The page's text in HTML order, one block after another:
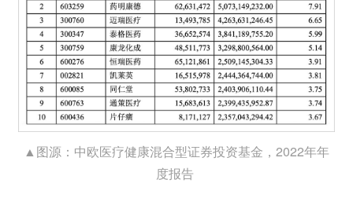
▲图源：中欧医疗健康混合型证券投资基金，2022年年
度报告